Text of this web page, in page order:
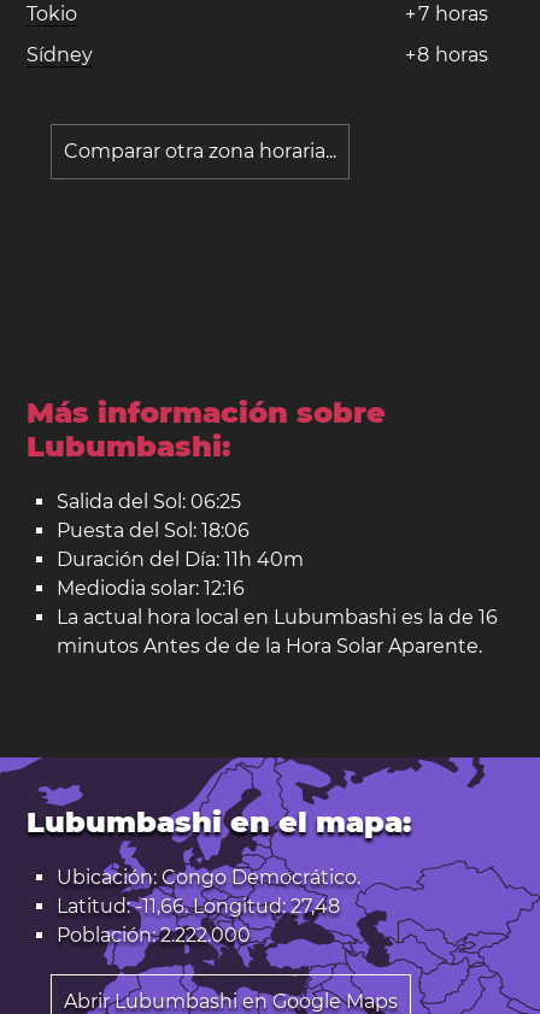
Tokio
+7 horas
Sídney
+8 horas
Comparar otra zona horaria...
Más información sobre
Lubumbashi:
Salida del Sol: 06:25
Puesta del Sol: 18:06
Duración del Día: 11h 40m
Mediodia solar: 12:16
La actual hora local en Lubumbashi es la de 16
minutos Antes de de la Hora Solar Aparente.
Lubumbashi en el mapa:
Ubicación: Congo Democrático.
Latitud: -11,66. Longitud: 27,48
Población: 2.222.000
Abrir Lubumbashi en Google Maps